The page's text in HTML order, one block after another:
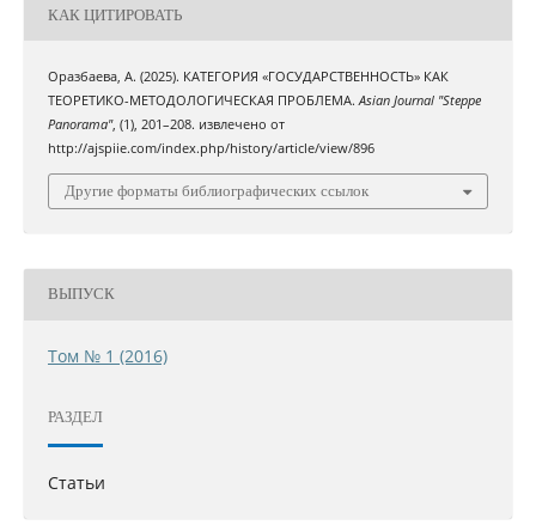
КАК ЦИТИРОВАТЬ
Оразбаева, А. (2025). КАТЕГОРИЯ «ГОСУДАРСТВЕННОСТЬ» КАК
ТЕОРЕТИКО-МЕТОДОЛОГИЧЕСКАЯ ПРОБЛЕМА.Asian Journal "Steppe
Panorama", (1), 201–208. извлечено от
http://ajspiie.com/index.php/history/article/view/896
Другие форматы библиографических ссылок
ВЫПУСК
Том № 1 (2016)
РАЗДЕЛ
Статьи